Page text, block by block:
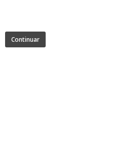
Continuar